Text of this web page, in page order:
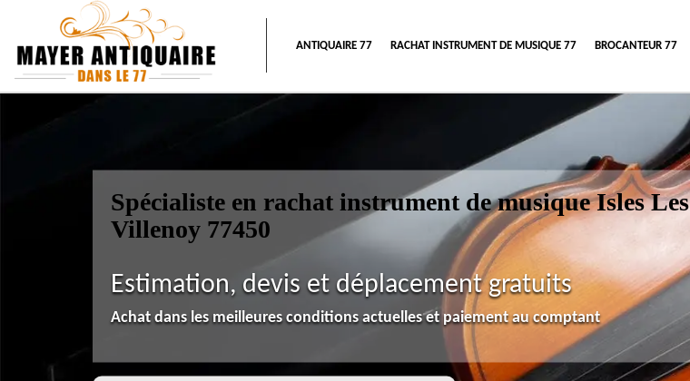
ANTIQUAIRE 77 RACHAT INSTRUMENT DE MUSIQUE 77 BROCANTEUR 77
Spécialiste en rachat instrument de musique Isles Les
Villenoy 77450
Estimation, devis et déplacement gratuits
Achat dans les meilleures conditions actuelles et paiement au comptant